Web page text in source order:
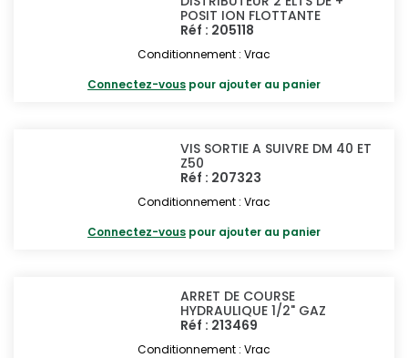
POSIT ION FLOTTANTE
Réf : 205118
Conditionnement : Vrac
Connectez-vous pour ajouter au panier
VIS SORTIE A SUIVRE DM 40 ET
Z50
Réf : 207323
Conditionnement : Vrac
Connectez-vous pour ajouter au panier
ARRET DE COURSE
HYDRAULIQUE 1/2" GAZ
Réf : 213469
Conditionnement : Vrac